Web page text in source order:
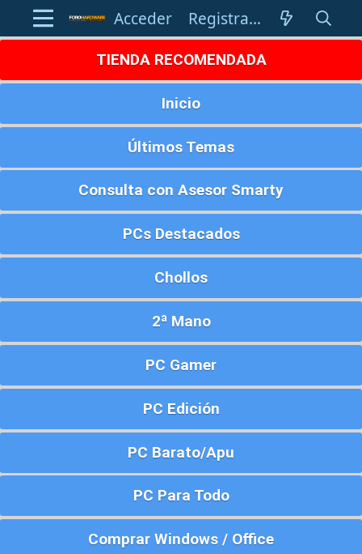
Acceder Registrarse
TIENDA RECOMENDADA
Inicio
Últimos Temas
Consulta con Asesor Smarty
PCs Destacados
Chollos
2ª Mano
PC Gamer
PC Edición
PC Barato/Apu
PC Para Todo
Comprar Windows / Office